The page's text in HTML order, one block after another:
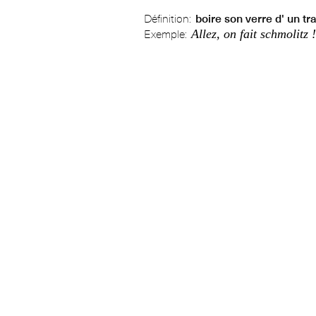
Définition: boire son verre d' un
Exemple: Allez, on fait schmolitz !